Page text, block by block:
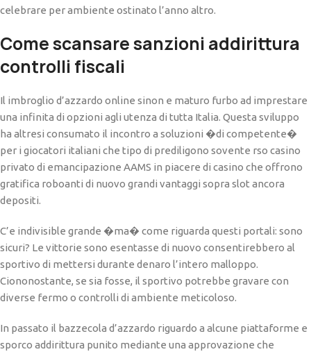
celebrare per ambiente ostinato l’anno altro.
Come scansare sanzioni addirittura
controlli fiscali
Il imbroglio d’azzardo online sinon e maturo furbo ad imprestare
una infinita di opzioni agli utenza di tutta Italia. Questa sviluppo
ha altresi consumato il incontro a soluzioni �di competente�
per i giocatori italiani che tipo di prediligono sovente rso casino
privato di emancipazione AAMS in piacere di casino che offrono
gratifica roboanti di nuovo grandi vantaggi sopra slot ancora
depositi.
C’e indivisible grande �ma� come riguarda questi portali: sono
sicuri? Le vittorie sono esentasse di nuovo consentirebbero al
sportivo di mettersi durante denaro l’intero malloppo.
Ciononostante, se sia fosse, il sportivo potrebbe gravare con
diverse fermo o controlli di ambiente meticoloso.
In passato il bazzecola d’azzardo riguardo a alcune piattaforme e
sporco addirittura punito mediante una approvazione che